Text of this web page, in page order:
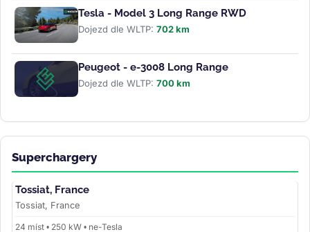
Tesla - Model 3 Long Range RWD
Dojezd dle WLTP: 702 km
Peugeot - e-3008 Long Range
Dojezd dle WLTP: 700 km
Superchargery
Tossiat, France
Tossiat, France
24 míst • 250 kW • ne-Tesla